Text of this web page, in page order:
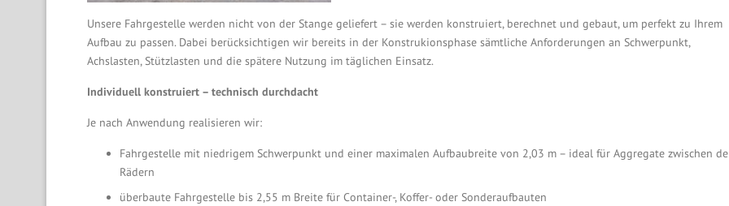
Unsere Fahrgestelle werden nicht von der Stange geliefert – sie werden konstruiert, berechnet und gebaut, um perfekt zu Ihrem
Aufbau zu passen. Dabei berücksichtigen wir bereits in der Konstrukionsphase sämtliche Anforderungen an Schwerpunkt,
Achslasten, Stützlasten und die spätere Nutzung im täglichen Einsatz.
Individuell konstruiert – technisch durchdacht
Je nach Anwendung realisieren wir:
Fahrgestelle mit niedrigem Schwerpunkt und einer maximalen Aufbaubreite von 2,03 m – ideal für Aggregate zwischen
Rädern
überbaute Fahrgestelle bis 2,55 m Breite für Container-, Koffer- oder Sonderaufbauten